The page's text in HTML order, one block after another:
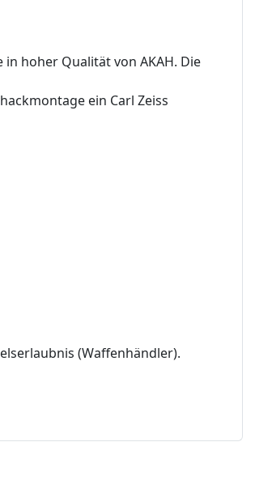
in hoher Qualität von AKAH. Die
ein Carl Zeiss
(Waffenhändler).